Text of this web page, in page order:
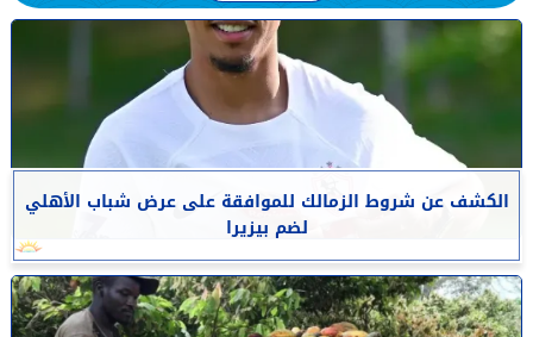
الكشف عن شروط الزمالك للموافقة على عرض شباب الأهلي
لضم بيزيرا